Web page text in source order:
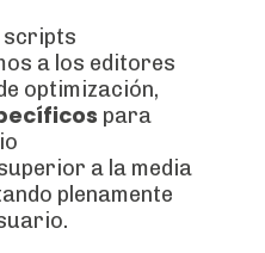
scripts
a los editores
optimización,
para
a la media
plenamente